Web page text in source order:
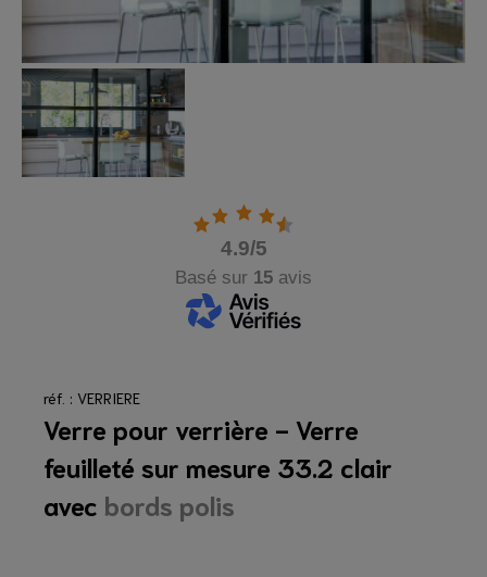
4.9/5
Basé sur 15 avis
réf. : VERRIERE
Verre pour verrière - Verre
feuilleté sur mesure 33.2 clair
avec bords polis